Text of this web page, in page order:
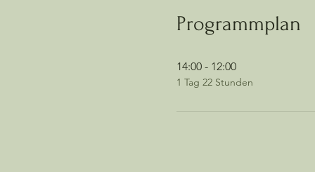
Also lass dich
anbieten Anmeldungen
Kuchen steht für euch
Produkte mit nach Hause
Programmplan
14:00 - 12:00
1 Tag 22 Stunden